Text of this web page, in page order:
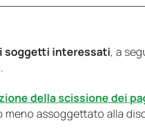
soggetti interessati, a
della scissione dei
meno assoggettato alla